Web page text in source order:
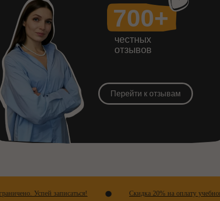
700+
честных
отзывов
Перейти к отзывам
Успей записаться! Скидка 20% на оплату учебного года